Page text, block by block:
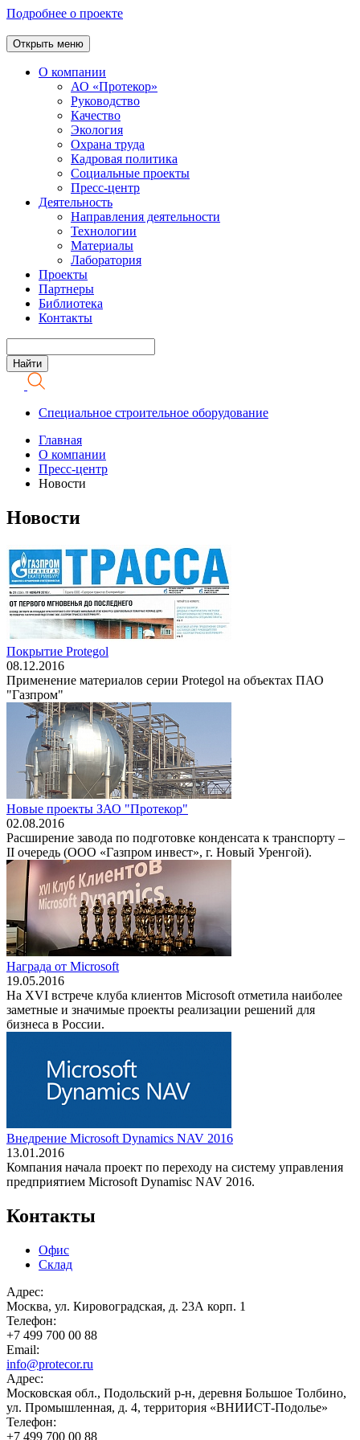
Подробнее о проекте
Открыть меню
О компании
АО «Протекор»
Руководство
Качество
Экология
Охрана труда
Кадровая политика
Социальные проекты
Пресс-центр
Деятельность
Направления деятельности
Технологии
Материалы
Лаборатория
Проекты
Партнеры
Библиотека
Контакты
Специальное строительное оборудование
Главная
О компании
Пресс-центр
Новости
Новости
Покрытие Protegol
08.12.2016
Применение материалов серии Protegol на объектах ПАО
"Газпром"
Новые проекты ЗАО "Протекор"
02.08.2016
Расширение завода по подготовке конденсата к транспорту –
II очередь (ООО «Газпром инвест», г. Новый Уренгой).
Награда от Microsoft
19.05.2016
На XVI встрече клуба клиентов Microsoft отметила наиболее
заметные и значимые проекты реализации решений для
бизнеса в России.
Внедрение Microsoft Dynamics NAV 2016
13.01.2016
Компания начала проект по переходу на систему управления
предприятием Microsoft Dynamisc NAV 2016.
Контакты
Офис
Склад
Адрес:
Москва, ул. Кировоградская, д. 23А корп. 1
Телефон:
+7 499 700 00 88
Email:
info@protecor.ru
Адрес:
Московская обл., Подольский р-н, деревня Большое Толбино,
ул. Промышленная, д. 4, территория «ВНИИСТ-Подолье»
Телефон:
+7 499 700 00 88